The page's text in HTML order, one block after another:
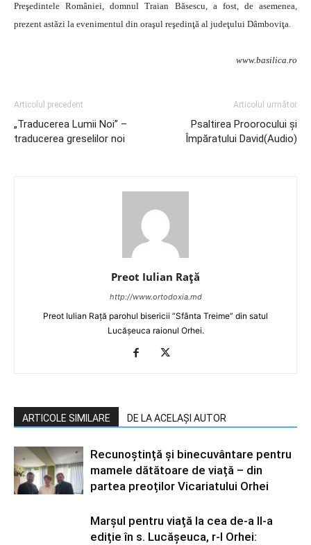
Preşedintele României, domnul Traian Băsescu, a fost, de asemenea,
prezent astăzi la evenimentul din oraşul reşedinţă al judeţului Dâmboviţa.
www.basilica.ro
Articolul precedent
„Traducerea Lumii Noi” –
traducerea greselilor noi
Articolul următor
Psaltirea Proorocului şi
Împăratului David(Audio)
Preot Iulian Raţă
http://www.ortodoxia.md
Preot Iulian Rață parohul bisericii ”Sfânta Treime” din satul
Lucășeuca raionul Orhei.
ARTICOLE SIMILARE DE LA ACELAȘI AUTOR
Recunoștință și binecuvântare pentru
mamele dătătoare de viață – din
partea preoților Vicariatului Orhei
Marșul pentru viață la cea de-a II-a
ediție în s. Lucășeuca, r-l Orhei: